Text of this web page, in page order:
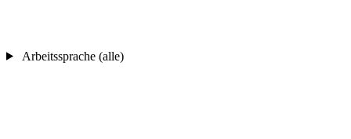
Arbeitssprache (alle)